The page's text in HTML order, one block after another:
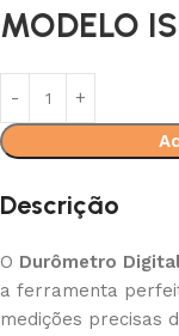
MODELO
Descrição
O Durômetro Digital
a ferramenta
medições precisas